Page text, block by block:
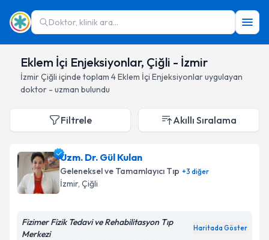
Doktor, klinik ara...
Eklem İçi Enjeksiyonlar, Çiğli - İzmir
İzmirÇiğli içinde toplam 4Eklem İçi Enjeksiyonlaruygulayan
doktor - uzman bulundu
Filtrele Akıllı Sıralama
Uzm. Dr. Gül Kulan
Geleneksel ve Tamamlayıcı Tıp +3 diğer
İzmir, Çiğli
Fizimer Fizik Tedavi ve Rehabilitasyon Tıp
Merkezi
Haritada Göster